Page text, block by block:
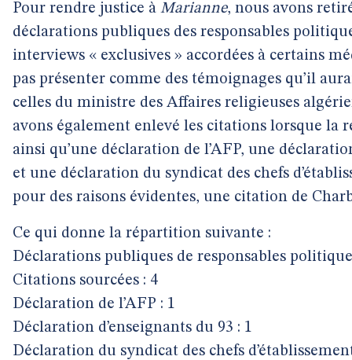
Pour rendre justice à Marianne, nous avons
déclarations publiques des responsables
interviews « exclusives » accordées à certains
pas présenter comme des témoignages qu’il
celles du ministre des Affaires religieuses
avons également enlevé les citations lorsque la
ainsi qu’une déclaration de l’AFP, une
et une déclaration du syndicat des chefs
pour des raisons évidentes, une citation de
Ce qui donne la répartition suivante :
Déclarations publiques de responsables
Citations sourcées : 4
Déclaration de l’AFP : 1
Déclaration d’enseignants du 93 : 1
Déclaration du syndicat des chefs